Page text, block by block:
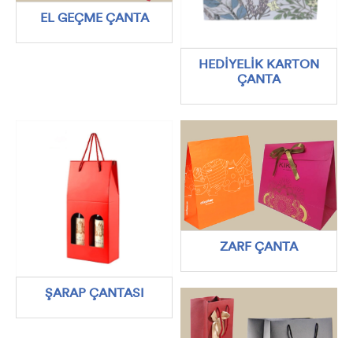
EL GEÇME ÇANTA
HEDİYELİK KARTON
ÇANTA
ŞARAP ÇANTASI
ZARF ÇANTA